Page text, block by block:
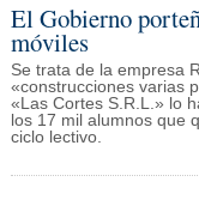
El Gobierno
móviles
Se trata de la empresa
«construcciones varias
«Las Cortes S.R.L.» lo
los 17 mil alumnos que
ciclo lectivo.